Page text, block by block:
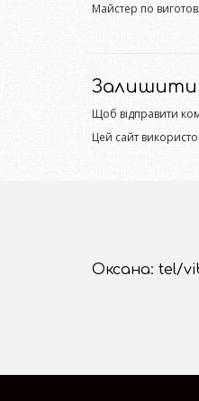
Майстер по
Залишити
Щоб відправити
Цей сайт
Оксана: tel/